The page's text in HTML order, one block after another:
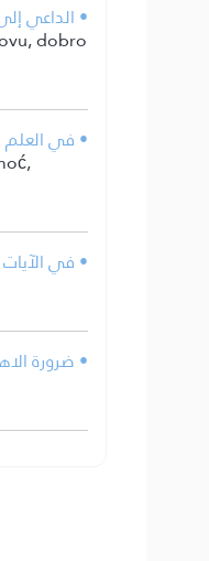
• الداعي
dobro
• في العلم
• في الآيات
• ضرورة